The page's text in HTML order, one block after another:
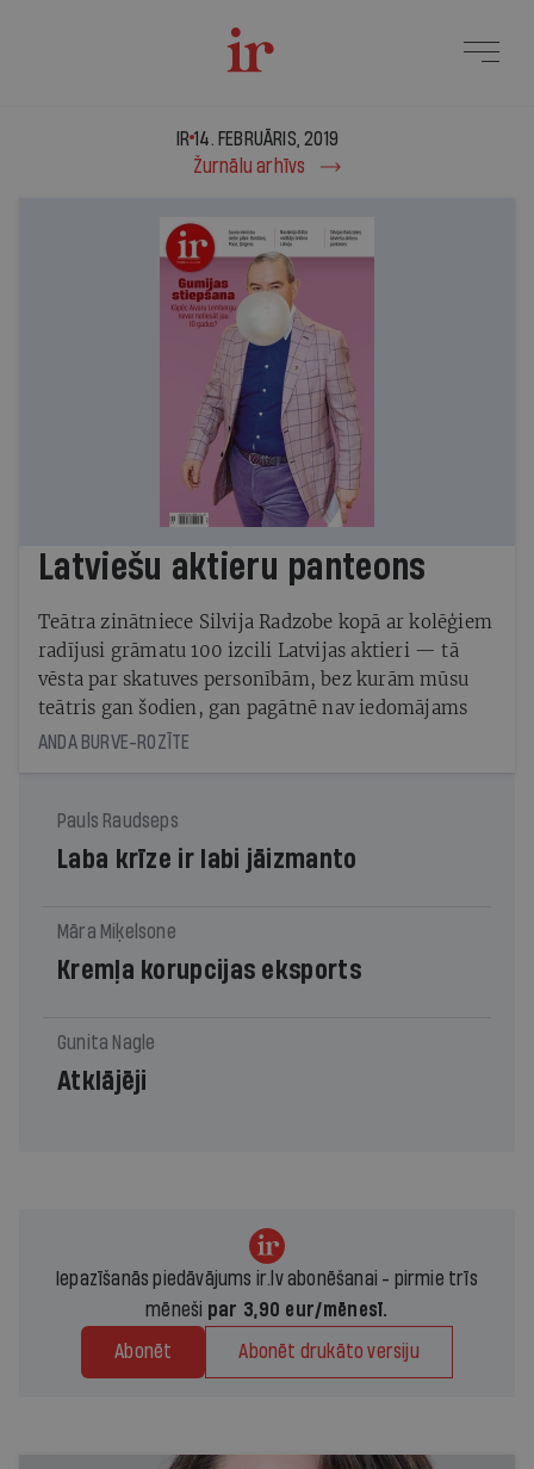
IR - 14. februāris, 2019
IR 14. FEBRUĀRIS, 2019
Žurnālu arhīvs
Latviešu aktieru panteons
Teātra zinātniece Silvija Radzobe kopā ar kolēģiem
radījusi grāmatu 100 izcili Latvijas aktieri — tā
vēsta par skatuves personībām, bez kurām mūsu
teātris gan šodien, gan pagātnē nav iedomājams
ANDA BURVE-ROZĪTE
Pauls Raudseps
Laba krīze ir labi jāizmanto
Māra Miķelsone
Kremļa korupcijas eksports
Gunita Nagle
Atklājēji
Iepazīšanās piedāvājums ir.lv abonēšanai - pirmie trīs
mēneši par 3,90 eur/mēnesī.
Abonēt Abonēt drukāto versiju